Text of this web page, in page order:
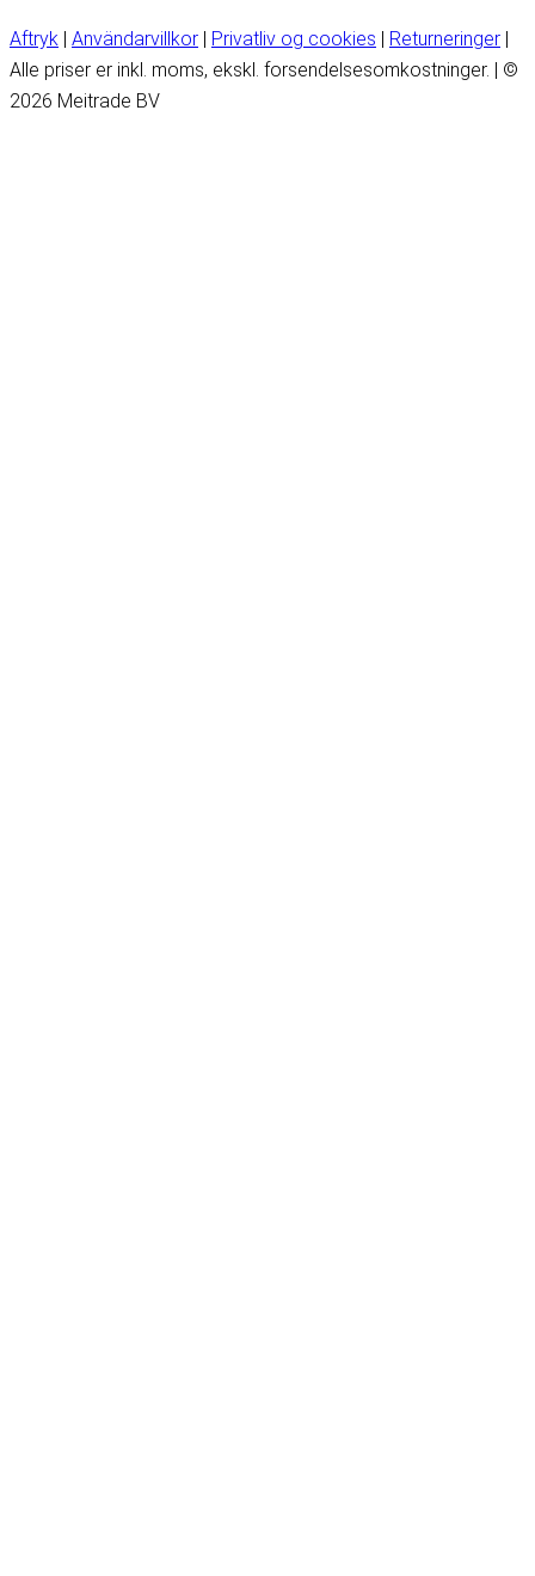
Aftryk | Användarvillkor | Privatliv og cookies | Returneringer |
Alle priser er inkl. moms, ekskl. forsendelsesomkostninger. | ©
2026 Meitrade BV